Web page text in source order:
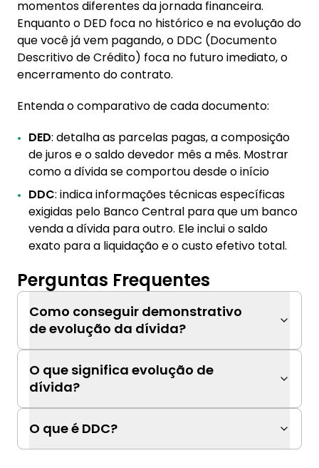
momentos diferentes da jornada financeira.
Enquanto o DED foca no histórico e na evolução do
que você já vem pagando, o DDC (Documento
Descritivo de Crédito) foca no futuro imediato, o
encerramento do contrato.
Entenda o comparativo de cada documento:
DED: detalha as parcelas pagas, a composição
de juros e o saldo devedor mês a mês. Mostrar
como a dívida se comportou desde o início
DDC: indica informações técnicas específicas
exigidas pelo Banco Central para que um banco
venda a dívida para outro. Ele inclui o saldo
exato para a liquidação e o custo efetivo total.
Perguntas Frequentes
Como conseguir demonstrativo
de evolução da dívida?
O que significa evolução de
dívida?
O que é DDC?